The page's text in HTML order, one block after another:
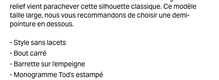
relief vient parachever cette silhouette classique. Ce modèle
taille large, nous vous recommandons de choisir une demi-
pointure en dessous.
Style sans lacets
Bout carré
Barrette sur l'empeigne
Monogramme Tod's estampé